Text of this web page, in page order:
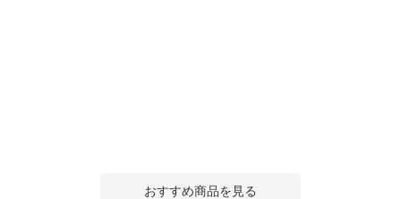
おすすめ商品を見る